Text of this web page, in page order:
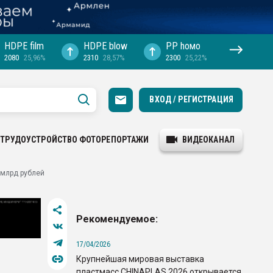
HDPE film
2080 25,96%
HDPE blow
2310 28,57%
PP hомо
2300 25,22%
ВХОД / РЕГИСТРАЦИЯ
ТРУДОУСТРОЙСТВО ФОТОРЕПОРТАЖИ ВИДЕОКАНАЛ
рублей
Рекомендуемое:
17/04/2026
Крупнейшая мировая выставка